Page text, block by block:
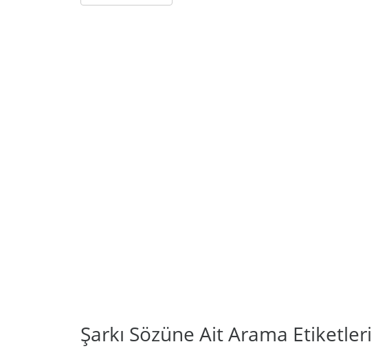
Şarkı Sözüne Ait Arama Etiketleri